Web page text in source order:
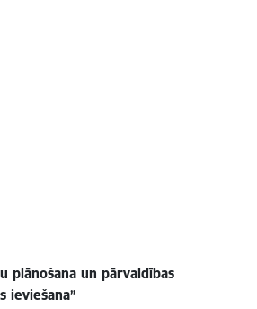
plānošana un pārvaldības
ieviešana”